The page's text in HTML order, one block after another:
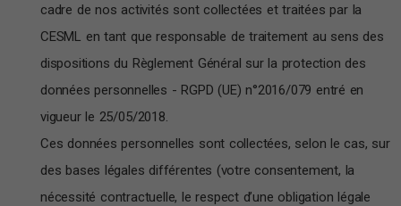
cadre de nos activités sont collectées et traitées par la
CESML en tant que responsable de traitement au sens des
dispositions du Règlement Général sur la protection des
données personnelles - RGPD (UE) n°2016/079 entré en
vigueur le 25/05/2018.
Ces données personnelles sont collectées, selon le cas, sur
des bases légales différentes (votre consentement, la
nécessité contractuelle, le respect d’une obligation légale